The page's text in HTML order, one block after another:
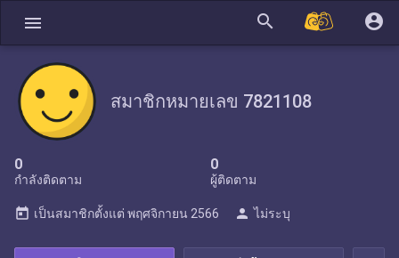
menu search account_circle
สมาชิกหมายเลข 7821108
0
กำลังติดตาม
0
ผู้ติดตาม
today เป็นสมาชิกตั้งแต่ พฤศจิกายน 2566 person ไม่ระบุ